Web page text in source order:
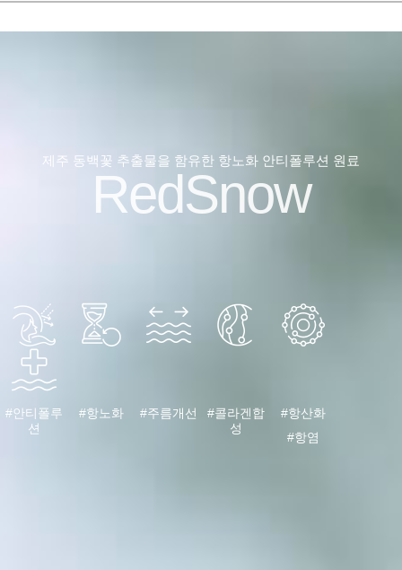
제주 동백꽃 추출물을 함유한 항노화 안티폴루션 원료
RedSnow
#안티폴루
션
#항노화 #주름개선
#콜라겐합
성
#항산화
#항염